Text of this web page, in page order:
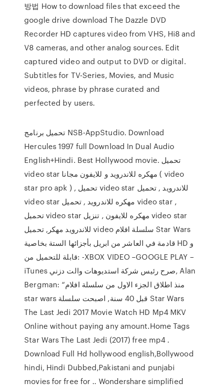
방법 How to download files that exceed the
google drive download The Dazzle DVD
Recorder HD captures video from VHS, Hi8 and
V8 cameras, and other analog sources. Edit
captured video and output to DVD or digital.
Subtitles for TV-Series, Movies, and Music
videos, phrase by phrase curated and
perfected by users.
تحميل برنامج NSB-AppStudio. Download
Hercules 1997 full Download In Dual Audio
English+Hindi. Best Hollywood movie. تحميل
video star مهكره للاندرويد و للايفون مجانا ( video
star pro apk ) , تحميل video star للاندرويد , تحميل
video star مهكره للاندرويد , تحميل video star ,
تحميل video star مهكره للايفون , تنزيل video star
للاندرويد مهكر, تحميل video سلسلة افلام Star Wars
قادمة في العاشر من ابريل بأجزائها الستة بخاصية HD و
قابلة للتحميل من: -XBOX VIDEO –GOOGLE PLAY –
iTunes صرح رئيس شركة استديوهات والت دزني, Alan
Bergman: “منذ اطلاق الجزء الاول من سلسلة افلام
star wars قبل 40 سنة, اصبحت سلسلة Star Wars
The Last Jedi 2017 Movie Watch HD Mp4 MKV
Online without paying any amount.Home Tags
Star Wars The Last Jedi (2017) free mp4 .
Download Full Hd hollywood english,Bollywood
hindi, Hindi Dubbed,Pakistani and punjabi
movies for free for .. Wondershare simplified